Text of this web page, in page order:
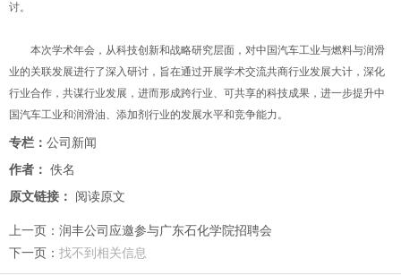
讨。
本次学术年会，从科技创新和战略研究层面，对中国汽车工业与燃料与润滑
业的关联发展进行了深入研讨，旨在通过开展学术交流共商行业发展大计，深化
行业合作，共谋行业发展，进而形成跨行业、可共享的科技成果，进一步提升中
国汽车工业和润滑油、添加剂行业的发展水平和竞争能力。
专栏： 公司新闻
作者： 佚名
原文链接：
阅读原文
上一页： 润丰公司应邀参与广东石化学院招聘会
下一页： 找不到相关信息